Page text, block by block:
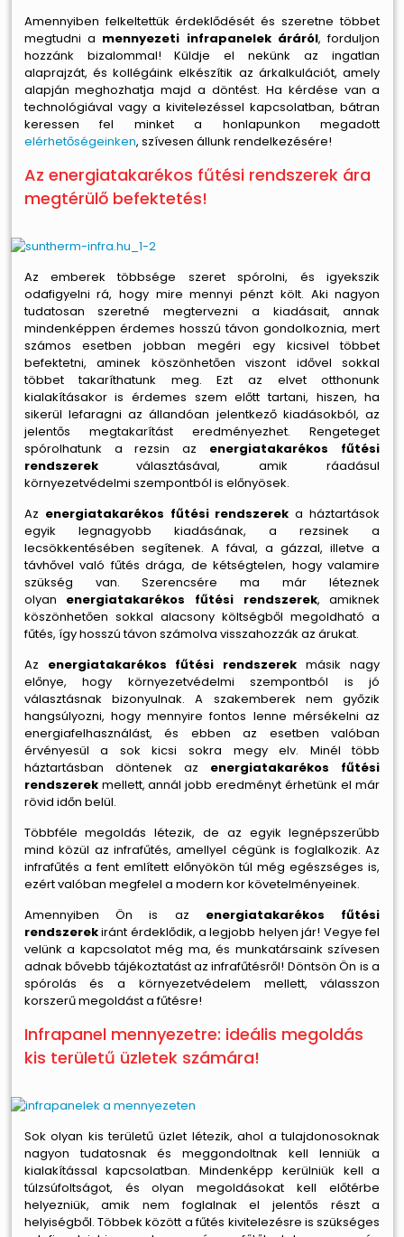
Amennyiben felkeltettük érdeklődését és szeretne többet
megtudni a mennyezeti infrapanelek áráról, forduljon
hozzánk bizalommal! Küldje el nekünk az ingatlan
alaprajzát, és kollégáink elkészítik az árkalkulációt, amely
alapján meghozhatja majd a döntést. Ha kérdése van a
technológiával vagy a kivitelezéssel kapcsolatban, bátran
keressen fel minket a honlapunkon megadott
elérhetőségeinken, szívesen állunk rendelkezésére!
Az energiatakarékos fűtési rendszerek ára
megtérülő befektetés!
Az emberek többsége szeret spórolni, és igyekszik
odafigyelni rá, hogy mire mennyi pénzt költ. Aki nagyon
tudatosan szeretné megtervezni a kiadásait, annak
mindenképpen érdemes hosszú távon gondolkoznia, mert
számos esetben jobban megéri egy kicsivel többet
befektetni, aminek köszönhetően viszont idővel sokkal
többet takaríthatunk meg. Ezt az elvet otthonunk
kialakításakor is érdemes szem előtt tartani, hiszen, ha
sikerül lefaragni az állandóan jelentkező kiadásokból, az
jelentős megtakarítást eredményezhet. Rengeteget
spórolhatunk a rezsin az energiatakarékos fűtési
rendszerekválasztásával, amik ráadásul
környezetvédelmi szempontból is előnyösek.
Az energiatakarékos fűtési rendszerek a háztartások
egyik legnagyobb kiadásának, a rezsinek a
lecsökkentésében segítenek. A fával, a gázzal, illetve a
távhővel való fűtés drága, de kétségtelen, hogy valamire
szükség van. Szerencsére ma már léteznek
olyan energiatakarékos fűtési rendszerek, amiknek
köszönhetően sokkal alacsony költségből megoldható a
fűtés, így hosszú távon számolva visszahozzák az árukat.
Az energiatakarékos fűtési rendszerek másik nagy
előnye, hogy környezetvédelmi szempontból is jó
választásnak bizonyulnak. A szakemberek nem győzik
hangsúlyozni, hogy mennyire fontos lenne mérsékelni az
energiafelhasználást, és ebben az esetben valóban
érvényesül a sok kicsi sokra megy elv. Minél több
háztartásban döntenek az energiatakarékos fűtési
rendszerekmellett, annál jobb eredményt érhetünk el már
rövid időn belül.
Többféle megoldás létezik, de az egyik legnépszerűbb
mind közül az infrafűtés, amellyel cégünk is foglalkozik. Az
infrafűtés a fent említett előnyökön túl még egészséges is,
ezért valóban megfelel a modern kor követelményeinek.
Amennyiben Ön is az energiatakarékos fűtési
rendszerekiránt érdeklődik, a legjobb helyen jár! Vegye fel
velünk a kapcsolatot még ma, és munkatársaink szívesen
adnak bővebb tájékoztatást az infrafűtésről! Döntsön Ön is a
spórolás és a környezetvédelem mellett, válasszon
korszerű megoldást a fűtésre!
Infrapanel mennyezetre: ideális megoldás
kis területű üzletek számára!
Sok olyan kis területű üzlet létezik, ahol a tulajdonosoknak
nagyon tudatosnak és meggondoltnak kell lenniük a
kialakítással kapcsolatban. Mindenképp kerülniük kell a
túlzsúfoltságot, és olyan megoldásokat kell előtérbe
helyezniük, amik nem foglalnak el jelentős részt a
helyiségből. Többek között a fűtés kivitelezésre is szükséges